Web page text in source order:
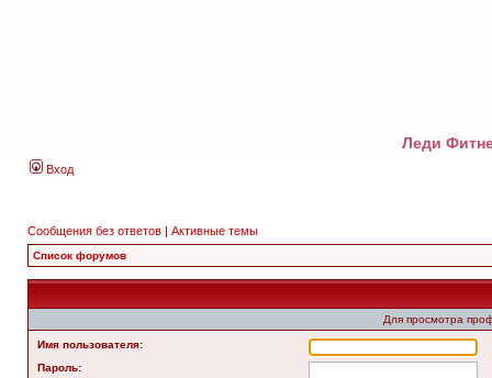
Леди
Вход
Сообщения без ответов | Активные темы
Список форумов
Для просмотра
Имя пользователя:
Пароль: